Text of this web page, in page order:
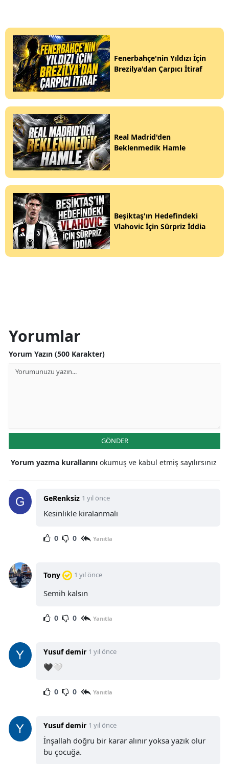
Fenerbahçe'nin Yıldızı İçin
Brezilya'dan Çarpıcı İtiraf
Real Madrid'den
Beklenmedik Hamle
Beşiktaş'ın Hedefindeki
Vlahovic İçin Sürpriz İddia
Yorumlar
Yorum Yazın (500 Karakter)
GÖNDER
Yorum yazma kurallarını okumuş ve kabul etmiş sayılırsınız
GeRenksiz 1 yıl önce
Kesinlikle kiralanmalı
0 0 Yanıtla
Tony 1 yıl önce
Semih kalsın
0 0 Yanıtla
Yusuf demir 1 yıl önce
🖤🤍
0 0 Yanıtla
Yusuf demir 1 yıl önce
İnşallah doğru bir karar alınır yoksa yazık olur
bu çocuğa.